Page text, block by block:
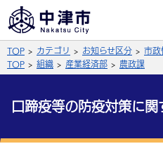
背
文字の
拡大 標
サイト内検索
TOP カテゴリ お知らせ区分
市政
TOP
組織 産業経済部 農政課
口蹄疫等の防疫対策に関